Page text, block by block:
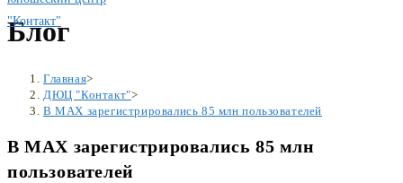
Блог
Главная>
ДЮЦ "Контакт">
В МАХ зарегистрировались 85 млн пользователей
В МАХ зарегистрировались 85 млн
пользователей